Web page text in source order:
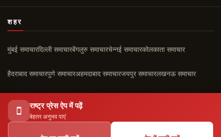
राष्ट्र प्रेस ऐप में पढ़ें
बेहतर अनुभव पाएं
शहर
मुंबई समाचारदिल्ली समाचारबेंगलुरु समाचारचेन्नई समाचारकोलकाता समाचार
हैदराबाद समाचारपुणे समाचारअहमदाबाद समाचारजयपुर समाचारलखनऊ समाचार
चंडीगढ़ समाचार